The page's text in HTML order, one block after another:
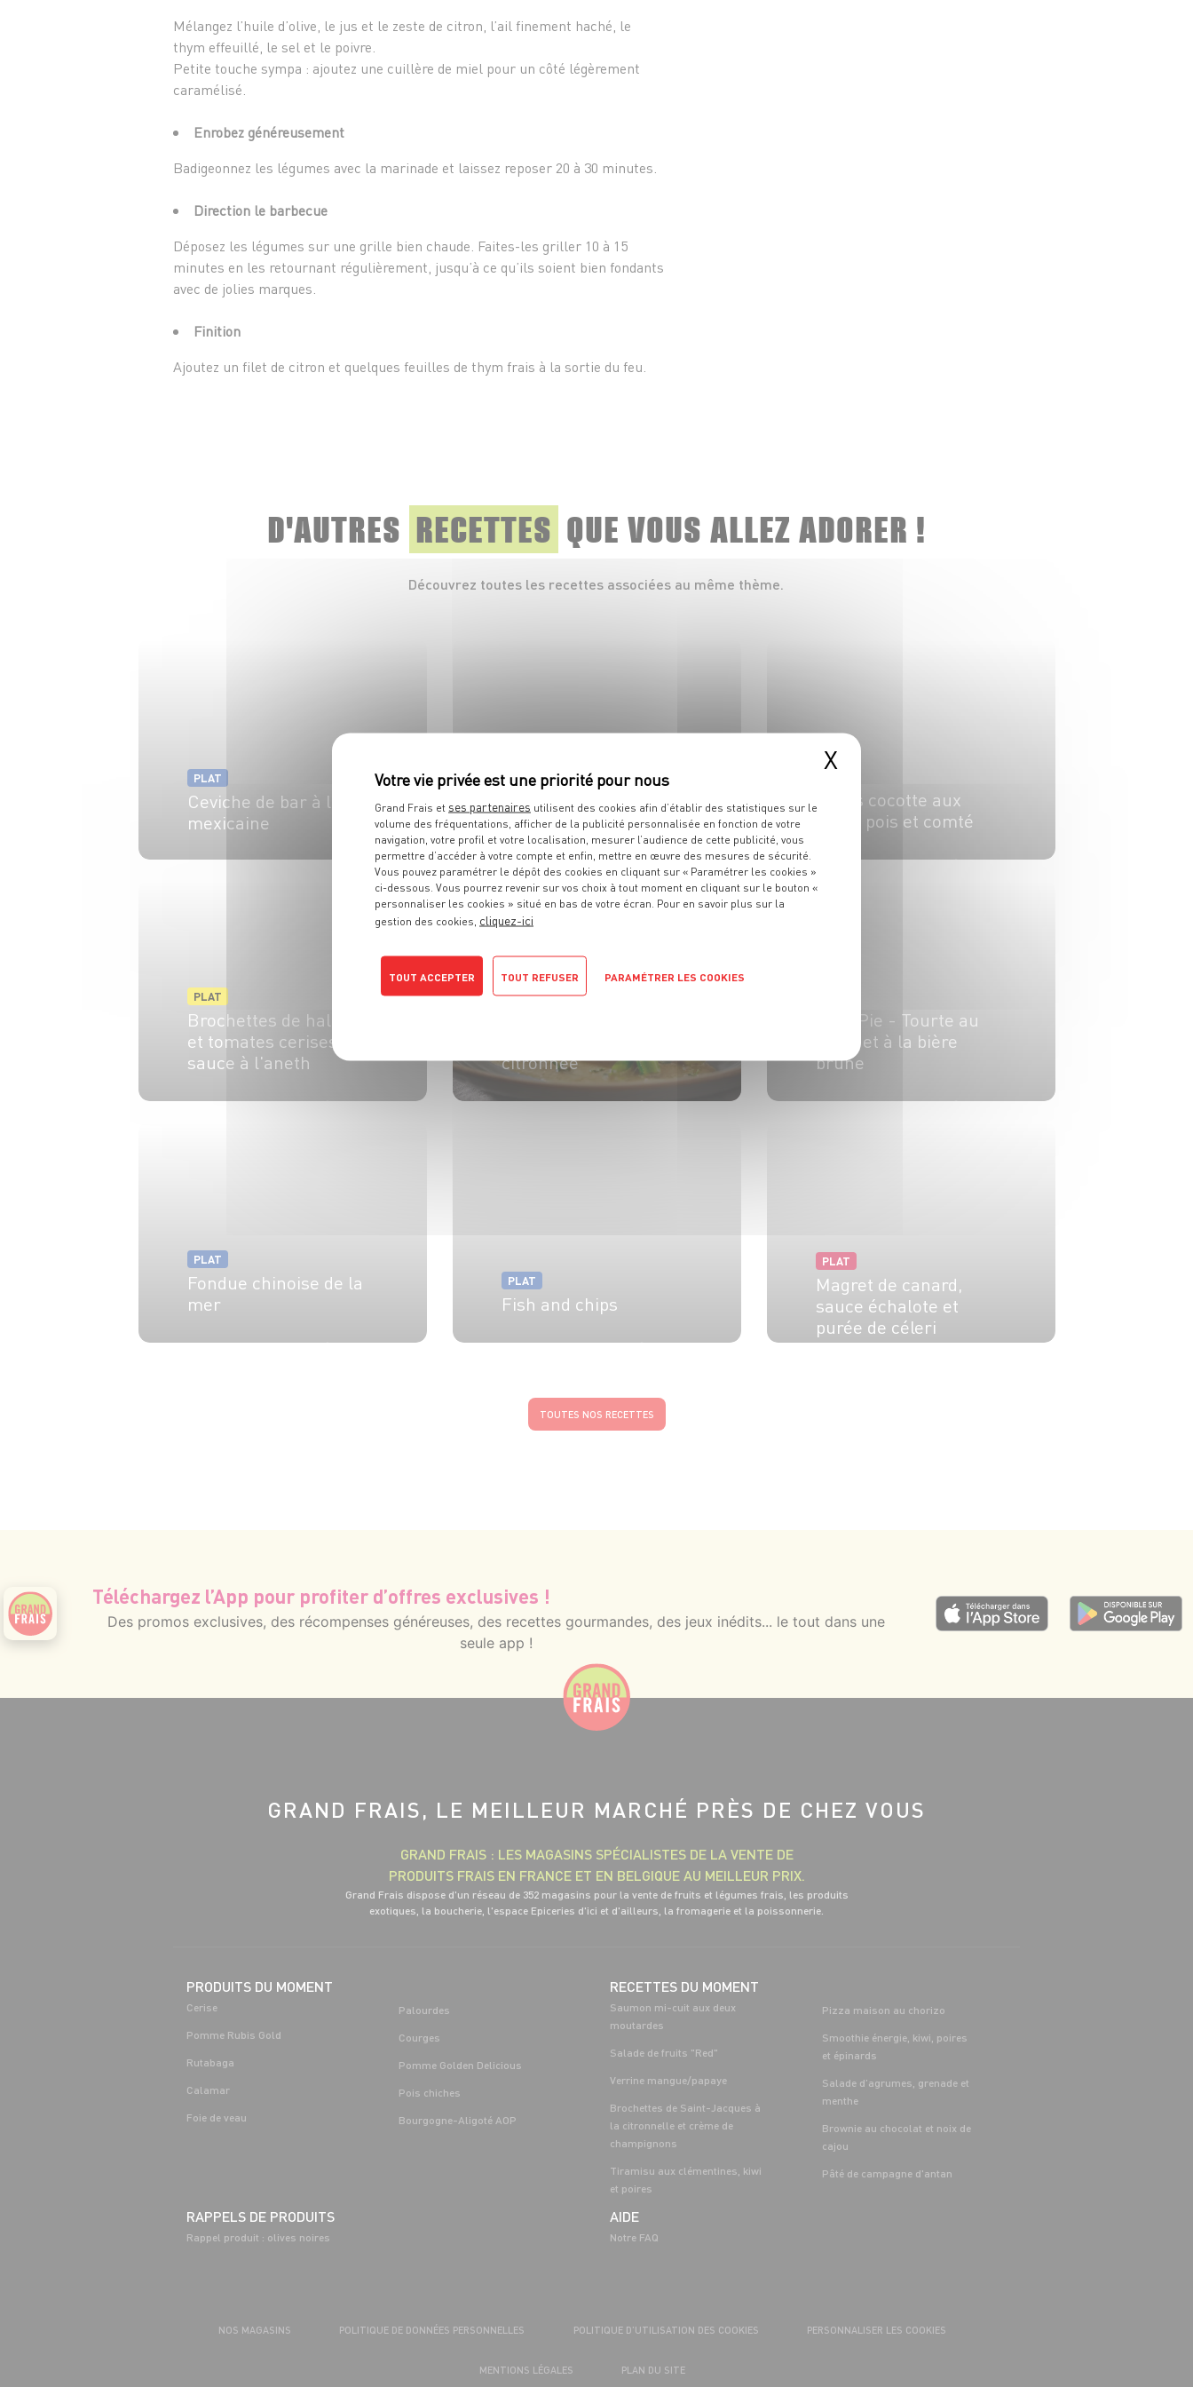
Mélangez l’huile d’olive, le jus et le zeste de citron, l’ail finement haché, le
thym effeuillé, le sel et le poivre.
Petite touche sympa : ajoutez une cuillère de miel pour un côté légèrement
caramélisé.
Enrobez généreusement
Badigeonnez les légumes avec la marinade et laissez reposer 20 à 30 minutes.
Direction le barbecue
Déposez les légumes sur une grille bien chaude. Faites-les griller 10 à 15
minutes en les retournant régulièrement, jusqu’à ce qu’ils soient bien fondants
avec de jolies marques.
Finition
Ajoutez un filet de citron et quelques feuilles de thym frais à la sortie du feu.
D'AUTRES RECETTES QUE VOUS ALLEZ ADORER !
Découvrez toutes les recettes associées au même thème.
PLAT
Ceviche de bar à la
mexicaine
PLAT
Pommes de terre au
four
4 pers. 20 min 1h35
Oeufs cocotte aux
petits pois et comté
PLAT
Brochettes de halloumi
et tomates cerises,
sauce à l'aneth
PLAT
citronnée
Irish Pie - Tourte au
bœuf et à la bière
brune
PLAT
Fondue chinoise de la
mer
PLAT
Fish and chips
PLAT
Magret de canard,
sauce échalote et
purée de céleri
TOUTES NOS RECETTES
Téléchargez l’App pour profiter d’offres exclusives !
Des promos exclusives, des récompenses généreuses, des recettes gourmandes, des jeux inédits... le tout dans une
seule app !
GRAND FRAIS, LE MEILLEUR MARCHÉ PRÈS DE CHEZ VOUS
GRAND FRAIS : LES MAGASINS SPÉCIALISTES DE LA VENTE DE
PRODUITS FRAIS EN FRANCE ET EN BELGIQUE AU MEILLEUR PRIX.
Grand Frais dispose d'un réseau de 352 magasins pour la vente de fruits et légumes frais, les produits
exotiques, la boucherie, l'espace Epiceries d'ici et d'ailleurs, la fromagerie et la poissonnerie.
PRODUITS DU MOMENT
Cerise
Pomme Rubis Gold
Rutabaga
Calamar
Foie de veau
Palourdes
Courges
Pomme Golden Delicious
Pois chiches
Bourgogne-Aligoté AOP
RECETTES DU MOMENT
Saumon mi-cuit aux deux
moutardes
Salade de fruits "Red"
Verrine mangue/papaye
Brochettes de Saint-Jacques à
la citronnelle et crème de
champignons
Tiramisu aux clémentines, kiwi
et poires
Pizza maison au chorizo
Smoothie énergie, kiwi, poires
et épinards
Salade d’agrumes, grenade et
menthe
Brownie au chocolat et noix de
cajou
Pâté de campagne d'antan
RAPPELS DE PRODUITS
Rappel produit : olives noires
AIDE
Notre FAQ
NOS MAGASINS POLITIQUE DE DONNÉES PERSONNELLES POLITIQUE D’UTILISATION DES COOKIES PERSONNALISER LES COOKIES
MENTIONS LÉGALES PLAN DU SITE
X
Grand Frais et ses partenaires utilisent des cookies afin d’établir des statistiques sur le
volume des fréquentations, afficher de la publicité personnalisée en fonction de votre
navigation, votre profil et votre localisation, mesurer l’audience de cette publicité, vous
permettre d’accéder à votre compte et enfin, mettre en œuvre des mesures de sécurité.
Vous pouvez paramétrer le dépôt des cookies en cliquant sur « Paramétrer les cookies »
ci-dessous. Vous pourrez revenir sur vos choix à tout moment en cliquant sur le bouton «
personnaliser les cookies » situé en bas de votre écran. Pour en savoir plus sur la
gestion des cookies, cliquez-ici
TOUT ACCEPTER TOUT REFUSER PARAMÉTRER LES COOKIES